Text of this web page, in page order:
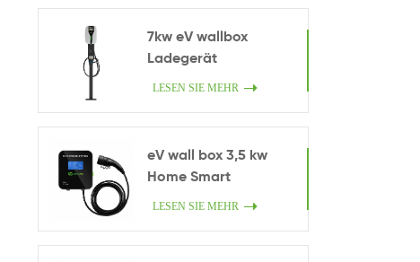
7kw eV wallbox
Ladegerät
LESEN SIE MEHR
eV wall box 3,5 kw
Home Smart
Ladegerät.
LESEN SIE MEHR